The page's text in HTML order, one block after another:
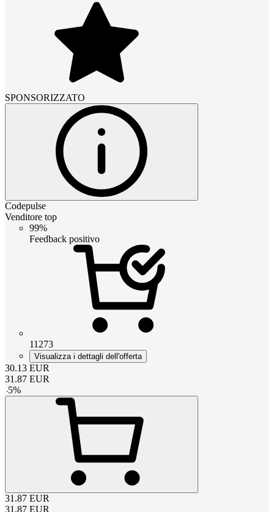
SPONSORIZZATO
Codepulse
Venditore top
99%
Feedback positivo
11273
Visualizza i dettagli dell'offerta
30.13 EUR
31.87 EUR
-5%
31.87 EUR
31.87 EUR